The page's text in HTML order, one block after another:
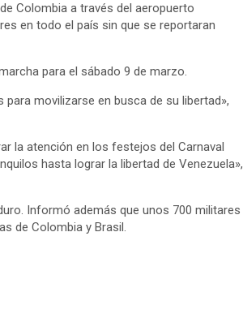
Colombia a través del aeropuerto
en todo el país sin que se reportaran
para el sábado 9 de marzo.
movilizarse en busca de su libertad»,
la atención en los festejos del Carnaval
hasta lograr la libertad de Venezuela»,
Informó además que unos 700 militares
de Colombia y Brasil.